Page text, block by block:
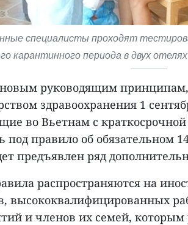
специалисты проходят
карантинного периода в двух
новым руководящим
здравоохранения 1
во Вьетнам с краткосрочной
под правило об обязательном
предъявлен ряд
распространяются на
высококвалифицированных
и членов их семей,